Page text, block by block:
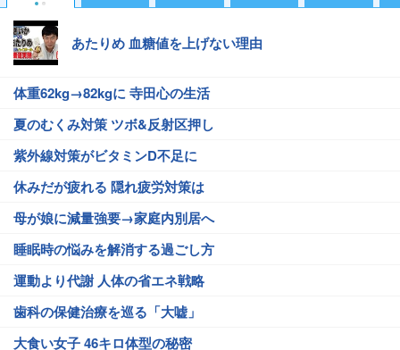
あたりめ 血糖値を上げない理由
体重62kg→82kgに 寺田心の生活
夏のむくみ対策 ツボ&反射区押し
紫外線対策がビタミンD不足に
休みだが疲れる 隠れ疲労対策は
母が娘に減量強要→家庭内別居へ
睡眠時の悩みを解消する過ごし方
運動より代謝 人体の省エネ戦略
歯科の保健治療を巡る「大嘘」
大食い女子 46キロ体型の秘密